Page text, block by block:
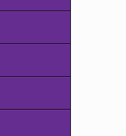
– ২০২৬
শিশু থেকে নবম